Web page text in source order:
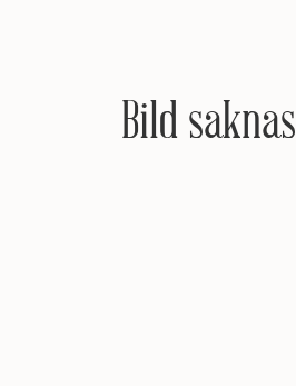
Bild saknas